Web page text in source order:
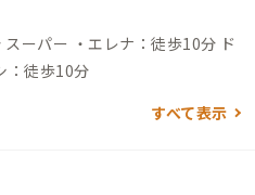
着 ▼長崎市内から →（一般
フェリー1時間50分）→福江港
ル→（フェリー1時間50分）→
：徒歩10分
すべて表示